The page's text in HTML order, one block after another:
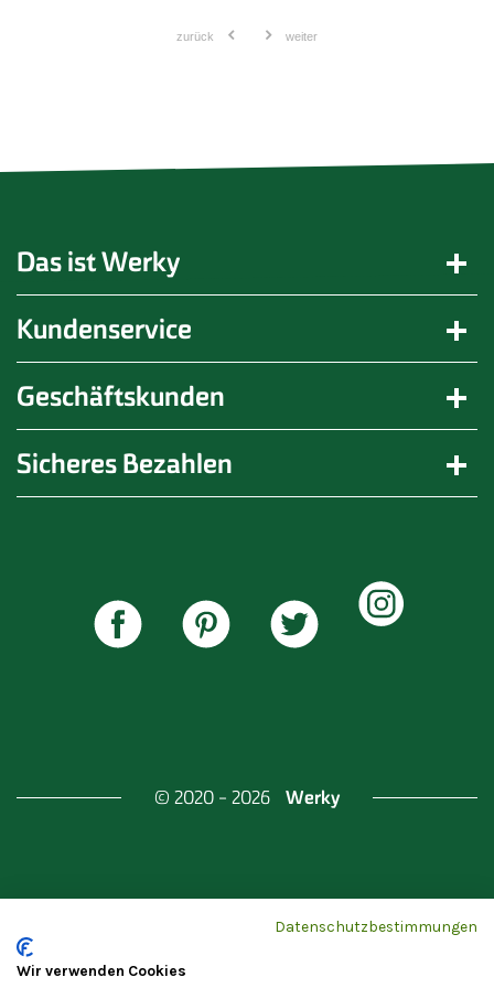
zurück weiter
Das ist Werky
Kundenservice
Geschäftskunden
Sicheres Bezahlen
© 2020 - 2026 Werky
Datenschutzbestimmungen
Wir verwenden Cookies